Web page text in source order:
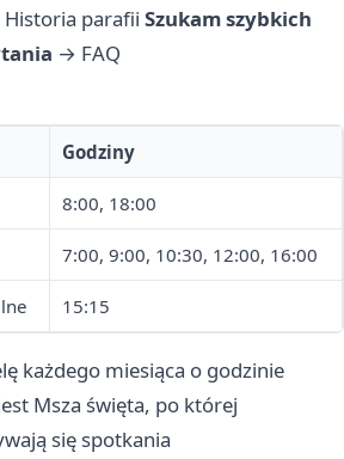
Historia parafii Szukam szybkich
→ FAQ
Godziny
8:00, 18:00
7:00, 9:00, 10:30, 12:00, 16:00
15:15
każdego miesiąca o godzinie
Msza święta, po której
się spotkania